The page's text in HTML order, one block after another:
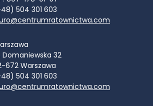
504 301 603
Domaniewska 32
672Warszawa
504 301 603